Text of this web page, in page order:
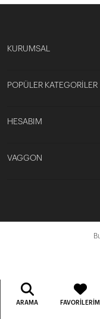
KURUMSAL
POPÜLER KATEGORİLER
HESABIM
VAGGON
ARAMA FAVORILERIM